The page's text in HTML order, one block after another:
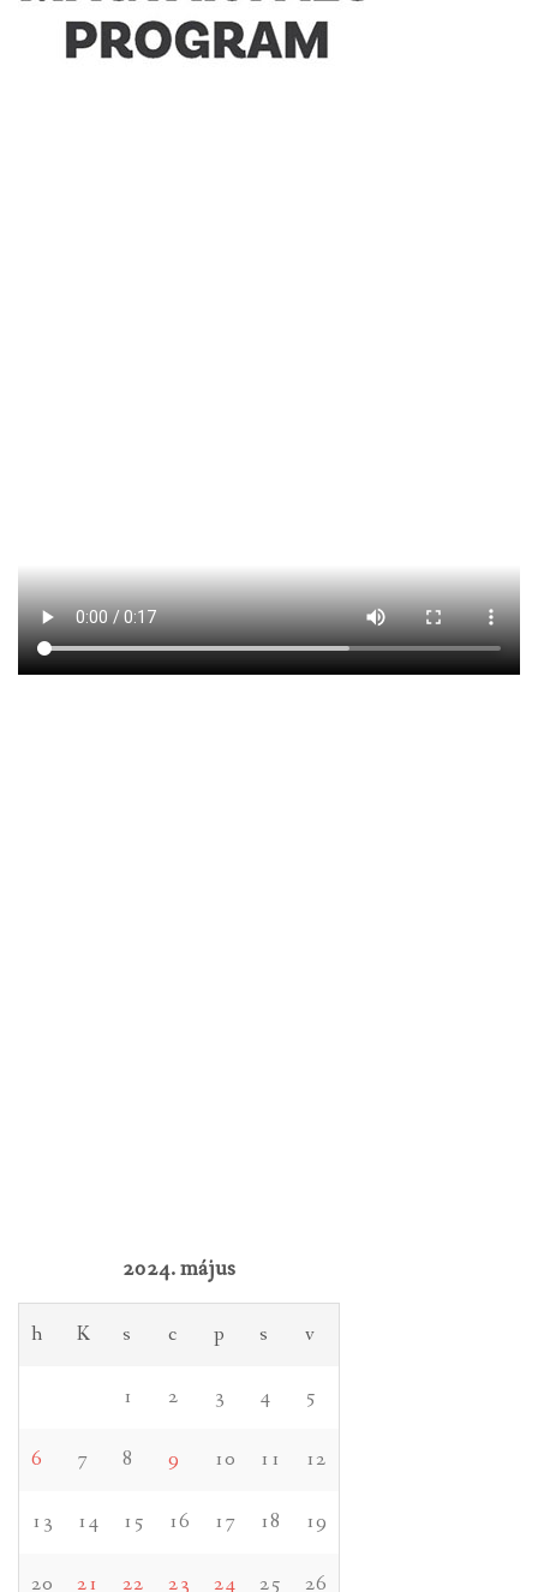
2024. május
h K s c p s v
1 2 3 4 5
6 7 8 9 10 11 12
13 14 15 16 17 18 19
20 21 22 23 24 25 26